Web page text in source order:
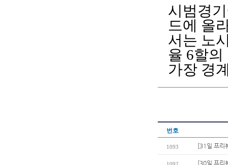
시범경
드에 올
서는 노
율 6할
가장 경
번호
1093 [31일 프리
[30일 프리